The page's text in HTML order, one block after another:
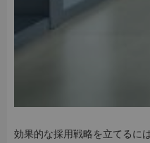
効果的な採用戦略を立てるに